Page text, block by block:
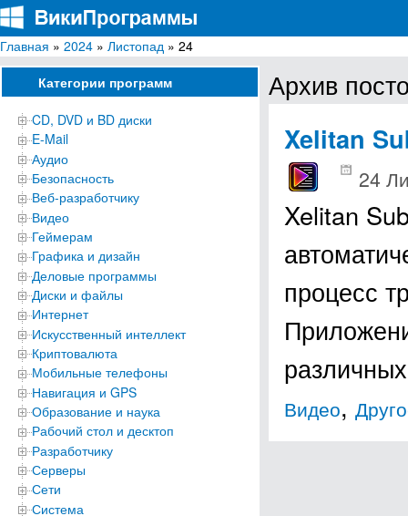
ВикиПрограммы
Энциклопедия бесплатных компьютерных программ для Windows
Главная » 2024 » Листопад » 24
Категории программ
CD, DVD и BD диски
E-Mail
Аудио
Безопасность
Веб-разработчику
Видео
Геймерам
Графика и дизайн
Деловые программы
Диски и файлы
Интернет
Искусственный интеллект
Криптовалюта
Мобильные телефоны
Навигация и GPS
Образование и наука
Рабочий стол и десктоп
Разработчику
Серверы
Сети
Система
Архив
Xelitan
24
Xelitan
процесс
Видео,